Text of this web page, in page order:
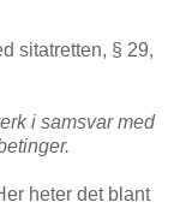
sitatretten, § 29,
i samsvar med
heter det blant